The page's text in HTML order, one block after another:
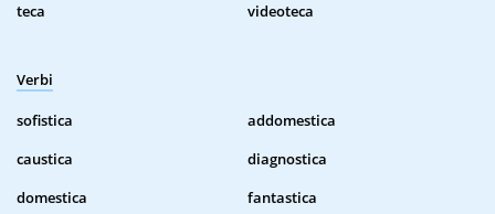
teca
videoteca
Verbi
sofistica
addomestica
caustica
diagnostica
domestica
fantastica